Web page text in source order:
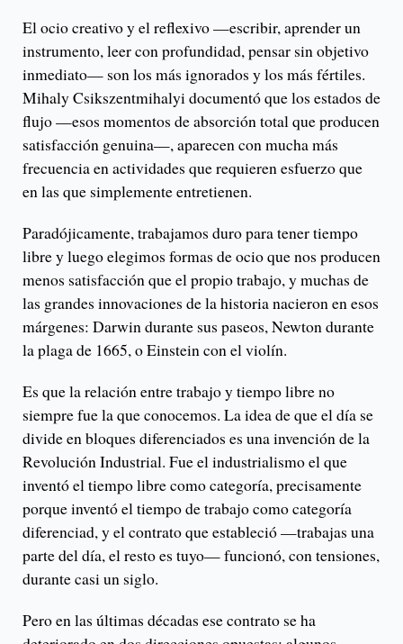
El ocio creativo y el reflexivo —escribir, aprender un
instrumento, leer con profundidad, pensar sin objetivo
inmediato— son los más ignorados y los más fértiles.
Mihaly Csikszentmihalyi documentó que los estados de
flujo —esos momentos de absorción total que producen
satisfacción genuina—, aparecen con mucha más
frecuencia en actividades que requieren esfuerzo que
en las que simplemente entretienen.
Paradójicamente, trabajamos duro para tener tiempo
libre y luego elegimos formas de ocio que nos producen
menos satisfacción que el propio trabajo, y muchas de
las grandes innovaciones de la historia nacieron en esos
márgenes: Darwin durante sus paseos, Newton durante
la plaga de 1665, o Einstein con el violín.
Es que la relación entre trabajo y tiempo libre no
siempre fue la que conocemos. La idea de que el día se
divide en bloques diferenciados es una invención de la
Revolución Industrial. Fue el industrialismo el que
inventó el tiempo libre como categoría, precisamente
porque inventó el tiempo de trabajo como categoría
diferenciad, y el contrato que estableció —trabajas una
parte del día, el resto es tuyo— funcionó, con tensiones,
durante casi un siglo.
Pero en las últimas décadas ese contrato se ha